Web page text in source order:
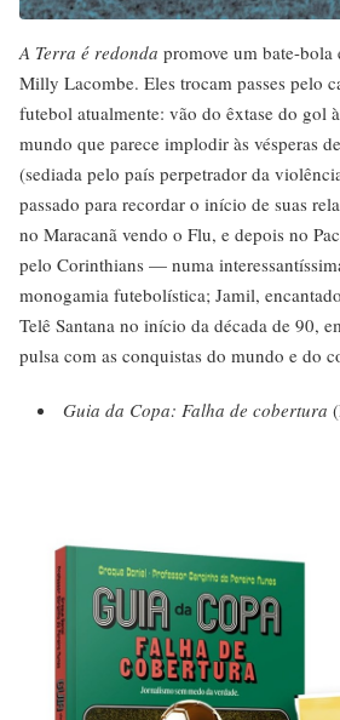
A Terra é redonda promove um bate-bola
Milly Lacombe. Eles trocam passes pelo
futebol atualmente: vão do êxtase do gol
mundo que parece implodir às vésperas
(sediada pelo país perpetrador da
passado para recordar o início de suas
no Maracanã vendo o Flu, e depois no
pelo Corinthians — numa
monogamia futebolística; Jamil,
Telê Santana no início da década de 90,
pulsa com as conquistas do mundo e do
Guia da Copa: Falha de cobertura